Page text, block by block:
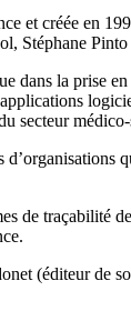
et créée en
Stéphane
dans la prise
secteur
de traçabilité
(éditeur